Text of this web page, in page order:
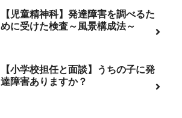
【児童精神科】発達障害を調べるた
めに受けた検査～風景構成法～
【小学校担任と面談】うちの子に発
達障害ありますか？